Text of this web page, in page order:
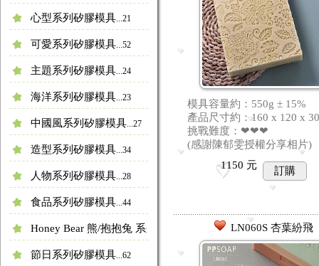
心型系列矽膠模具...21
可愛系列矽膠模具...52
主題系列矽膠模具...24
海洋系列矽膠模具...23
中國風系列矽膠模具...27
造型系列矽膠模具...34
人物系列矽膠模具...28
食品系列矽膠模具...44
Honey Bear 熊/抱抱兔 系列矽膠模具
節日系列矽膠模具...62
模具容量約：550g ± 15%
產品尺寸約：160 x 120 x
挑戰難度：❤❤❤
(感謝陳郁雯授權分享相片)
1150 元 訂購
LN060S 杏葉紛飛